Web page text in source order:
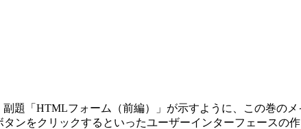
副題「HTMLフォーム（前編）」が示すように、この巻の
ンをクリックするといったユーザーインターフェースの作